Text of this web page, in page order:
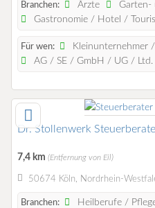
Branchen: Ärzte
Garten-
Gastronomie / Hotel /
Für wen:
Kleinunternehmer
AG / SE / GmbH / UG / Ltd.
Dr. Stollenwerk
7,4 km (Entfernung von Eil)
50674 Köln, Nordrhein-
Branchen:
Heilberufe /